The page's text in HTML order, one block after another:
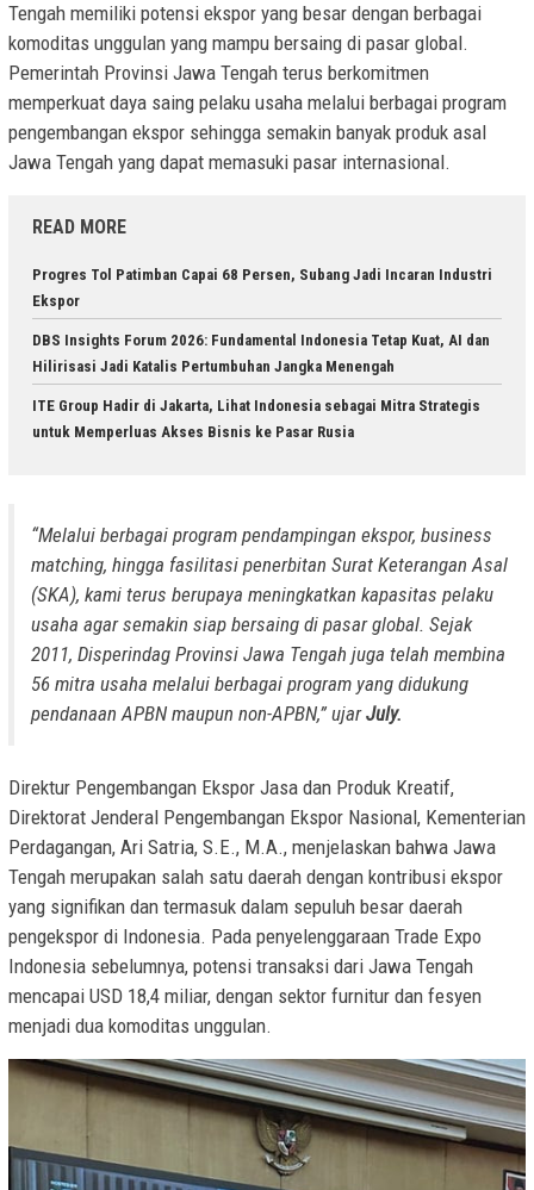
Tengah memiliki potensi ekspor yang besar dengan berbagai
komoditas unggulan yang mampu bersaing di pasar global.
Pemerintah Provinsi Jawa Tengah terus berkomitmen
memperkuat daya saing pelaku usaha melalui berbagai program
pengembangan ekspor sehingga semakin banyak produk asal
Jawa Tengah yang dapat memasuki pasar internasional.
READ MORE
Progres Tol Patimban Capai 68 Persen, Subang Jadi Incaran Industri
Ekspor
DBS Insights Forum 2026: Fundamental Indonesia Tetap Kuat, AI dan
Hilirisasi Jadi Katalis Pertumbuhan Jangka Menengah
ITE Group Hadir di Jakarta, Lihat Indonesia sebagai Mitra Strategis
untuk Memperluas Akses Bisnis ke Pasar Rusia
“Melalui berbagai program pendampingan ekspor, business
matching, hingga fasilitasi penerbitan Surat Keterangan Asal
(SKA), kami terus berupaya meningkatkan kapasitas pelaku
usaha agar semakin siap bersaing di pasar global. Sejak
2011, Disperindag Provinsi Jawa Tengah juga telah membina
56 mitra usaha melalui berbagai program yang didukung
pendanaan APBN maupun non-APBN,” ujarJuly.
Direktur Pengembangan Ekspor Jasa dan Produk Kreatif,
Direktorat Jenderal Pengembangan Ekspor Nasional, Kementerian
Perdagangan, Ari Satria, S.E., M.A., menjelaskan bahwa Jawa
Tengah merupakan salah satu daerah dengan kontribusi ekspor
yang signifikan dan termasuk dalam sepuluh besar daerah
pengekspor di Indonesia. Pada penyelenggaraan Trade Expo
Indonesia sebelumnya, potensi transaksi dari Jawa Tengah
mencapai USD 18,4 miliar, dengan sektor furnitur dan fesyen
menjadi dua komoditas unggulan.